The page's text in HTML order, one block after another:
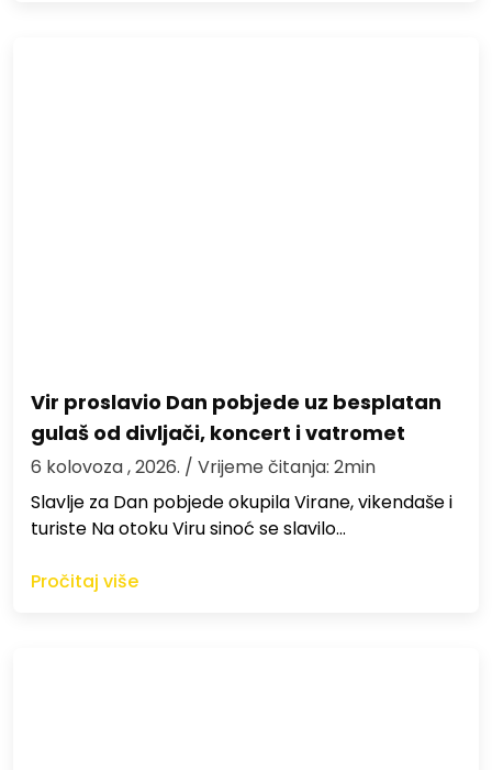
Vir proslavio Dan pobjede uz besplatan
gulaš od divljači, koncert i vatromet
6 kolovoza , 2026. / Vrijeme čitanja: 2min
Slavlje za Dan pobjede okupila Virane, vikendaše i
turiste Na otoku Viru sinoć se slavilo…
Pročitaj više